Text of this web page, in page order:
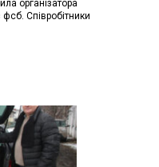
організатора
фсб. Співробітники